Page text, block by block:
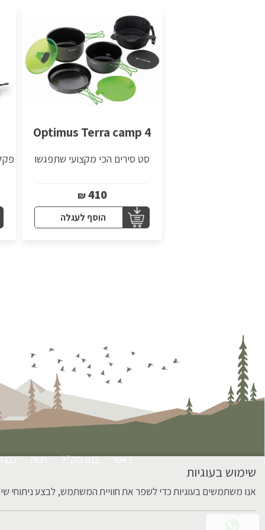
Optimus Terra camp 4
סט סירים הכי מקצועי שתפגשו
410
₪
הוסף לעגלה
ראשי בנה פק"ל חנות
שימוש בעוגיות
אנו משתמשים בעוגיות כדי לשפר את חוויית המשתמש, לבצע ניתוחי